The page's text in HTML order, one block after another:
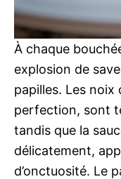
À chaque
explosion de
papilles. Les noix
perfection, sont
tandis que la
délicatement,
d’onctuosité. Le